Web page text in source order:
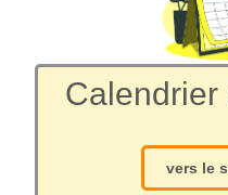
Calendrier
vers le